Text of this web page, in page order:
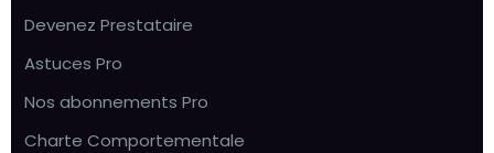
Devenez Prestataire
Astuces Pro
Nos abonnements Pro
Charte Comportementale